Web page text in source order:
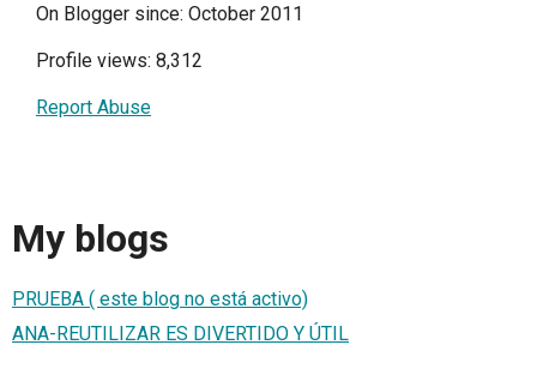
On Blogger since: October 2011
Profile views: 8,312
Report Abuse
My blogs
PRUEBA ( este blog no está activo)
ANA-REUTILIZAR ES DIVERTIDO Y ÚTIL